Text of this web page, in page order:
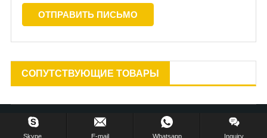
СОПУТСТВУЮЩИЕ ТОВАРЫ
Copyright © 2013-2024 Huzhou Gu’s Imp. & Exp. Co., Ltd. All Rights Reserved.
Skype. E-mail Whatsapp Inquiry